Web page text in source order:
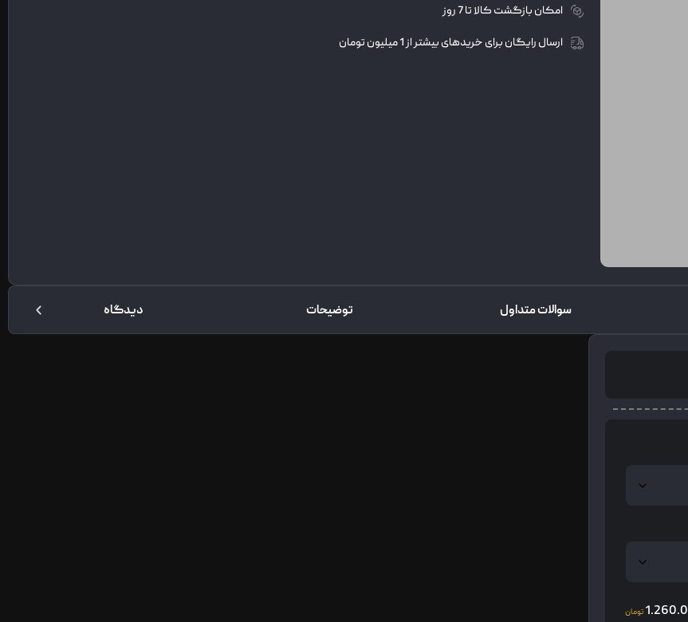
امکان بازگشت کالا تا 7 روز
ارسال رایگان برای خریدهای بیشتر از 1 میلیون تومان
سوالات متداول توضیحات دیدگاه
تومان